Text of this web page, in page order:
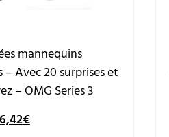
mannequins
Avec 20 surprises et
– OMG Series 3
€